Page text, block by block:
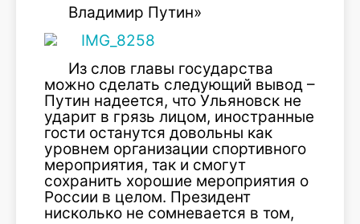
Владимир Путин»
Из слов главы государства
можно сделать следующий вывод –
Путин надеется, что Ульяновск не
ударит в грязь лицом, иностранные
гости останутся довольны как
уровнем организации спортивного
мероприятия, так и смогут
сохранить хорошие мероприятия о
России в целом. Президент
нисколько не сомневается в том,